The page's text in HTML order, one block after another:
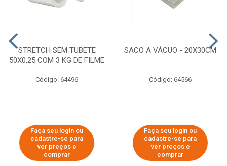
STRETCH SEM TUBETE
50X0,25 COM 3 KG DE FILME
Código: 64496
Faça seu login ou
cadastre-se para
ver preços e
comprar
SACO A VÁCUO - 20X30CM
Código: 64566
Faça seu login ou
cadastre-se para
ver preços e
comprar